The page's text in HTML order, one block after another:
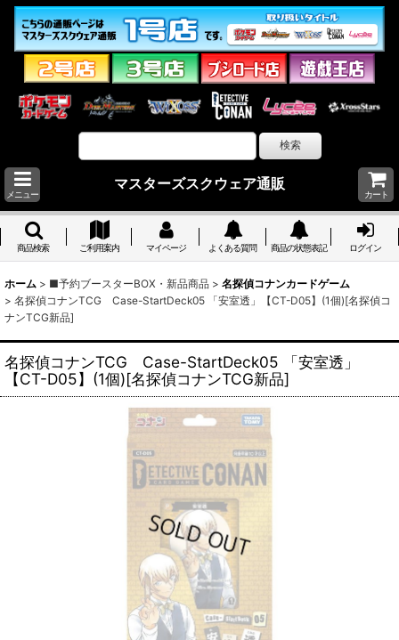
メニュー
マスターズスクウェア通販
カート
商品検索 ご利用案内 マイページ よくある質問 商品の状態表記 ログイン
ホーム > ■予約ブースターBOX・新品商品 > 名探偵コナンカードゲーム
> 名探偵コナンTCG Case-StartDeck05 「安室透」【CT-D05】(1個)[名探偵コ
ナンTCG新品]
名探偵コナンTCG Case-StartDeck05 「安室透」
【CT-D05】(1個)[名探偵コナンTCG新品]